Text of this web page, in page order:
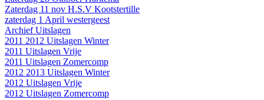
Zaterdag 11 nov H.S.V Kootstertille
zaterdag 1 April westergeest
Archief Uitslagen
2011 2012 Uitslagen Winter
2011 Uitslagen Vrije
2011 Uitslagen Zomercomp
2012 2013 Uitslagen Winter
2012 Uitslagen Vrije
2012 Uitslagen Zomercomp